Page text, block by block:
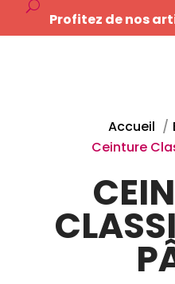
Profitez de nos
Accueil
Ceinture